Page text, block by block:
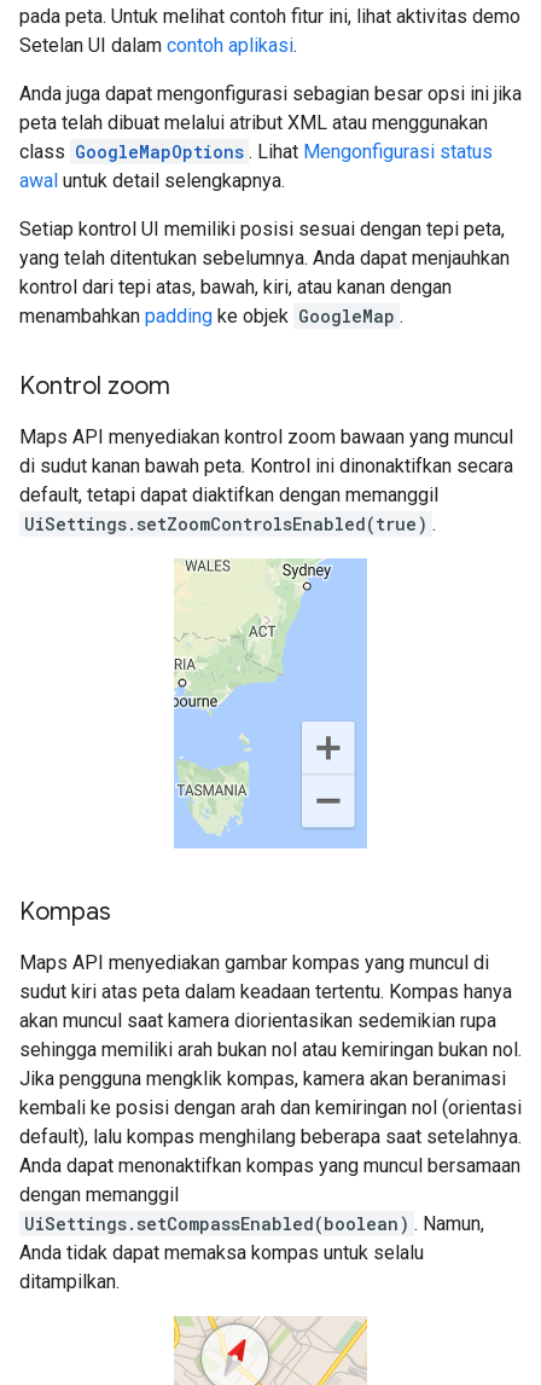
pada peta. Untuk melihat contoh fitur ini, lihat aktivitas demo
Setelan UI dalam contoh aplikasi.
Anda juga dapat mengonfigurasi sebagian besar opsi ini jika
peta telah dibuat melalui atribut XML atau menggunakan
class GoogleMapOptions . Lihat Mengonfigurasi status
awal untuk detail selengkapnya.
Setiap kontrol UI memiliki posisi sesuai dengan tepi peta,
yang telah ditentukan sebelumnya. Anda dapat menjauhkan
kontrol dari tepi atas, bawah, kiri, atau kanan dengan
menambahkan padding ke objek GoogleMap .
Kontrol zoom
Maps API menyediakan kontrol zoom bawaan yang muncul
di sudut kanan bawah peta. Kontrol ini dinonaktifkan secara
default, tetapi dapat diaktifkan dengan memanggil
UiSettings.setZoomControlsEnabled(true) .
Kompas
Maps API menyediakan gambar kompas yang muncul di
sudut kiri atas peta dalam keadaan tertentu. Kompas hanya
akan muncul saat kamera diorientasikan sedemikian rupa
sehingga memiliki arah bukan nol atau kemiringan bukan nol.
Jika pengguna mengklik kompas, kamera akan beranimasi
kembali ke posisi dengan arah dan kemiringan nol (orientasi
default), lalu kompas menghilang beberapa saat setelahnya.
Anda dapat menonaktifkan kompas yang muncul bersamaan
dengan memanggil
UiSettings.setCompassEnabled(boolean) . Namun,
Anda tidak dapat memaksa kompas untuk selalu
ditampilkan.